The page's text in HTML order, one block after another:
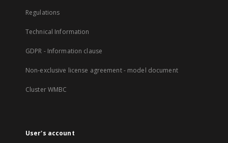
Regulations
Technical Information
GDPR - Information clause
Non-exclusive license agreement - model document
Cluster WMBC
User's account